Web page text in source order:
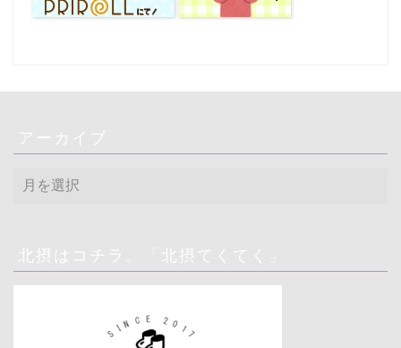
アーカイブ
ー
ブ 北摂はコチラ。「北摂てくてく」